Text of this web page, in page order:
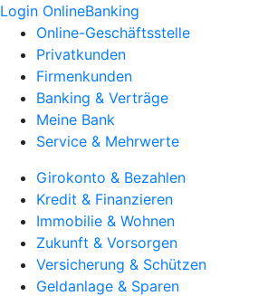
Login OnlineBanking
Online-Geschäftsstelle
Privatkunden
Firmenkunden
Banking & Verträge
Meine Bank
Service & Mehrwerte
Girokonto & Bezahlen
Kredit & Finanzieren
Immobilie & Wohnen
Zukunft & Vorsorgen
Versicherung & Schützen
Geldanlage & Sparen